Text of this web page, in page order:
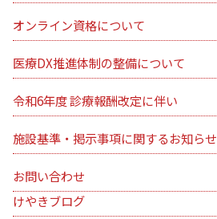
オンライン資格について
医療DX推進体制の整備について
令和6年度 診療報酬改定に伴い
施設基準・掲示事項に関するお知らせ
お問い合わせ
けやきブログ